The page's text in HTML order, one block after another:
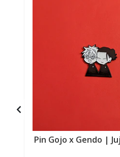
Pin Gojo x Gendo |